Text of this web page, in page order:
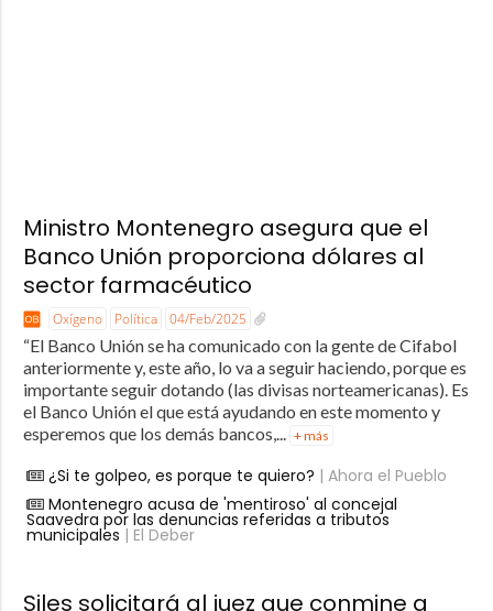
Ministro Montenegro asegura que el
Banco Unión proporciona dólares al
sector farmacéutico
Oxígeno Política 04/Feb/2025
“El Banco Unión se ha comunicado con la gente de Cifabol
anteriormente y, este año, lo va a seguir haciendo, porque es
importante seguir dotando (las divisas norteamericanas). Es
el Banco Unión el que está ayudando en este momento y
esperemos que los demás bancos,...
+ más
¿Si te golpeo, es porque te quiero? | Ahora el Pueblo
Montenegro acusa de 'mentiroso' al concejal
Saavedra por las denuncias referidas a tributos
municipales | El Deber
Siles solicitará al juez que conmine a